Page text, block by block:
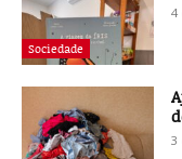
Sociedade
4
3